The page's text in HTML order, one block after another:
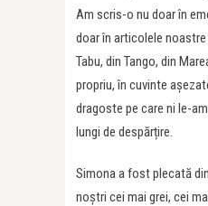
Am scris-o nu doar în
doar în articolele
Tabu, din Tango, din
propriu, în cuvinte
dragoste pe care ni le-
lungi de despărțire.
Simona a fost plecată
noștri cei mai grei, cei